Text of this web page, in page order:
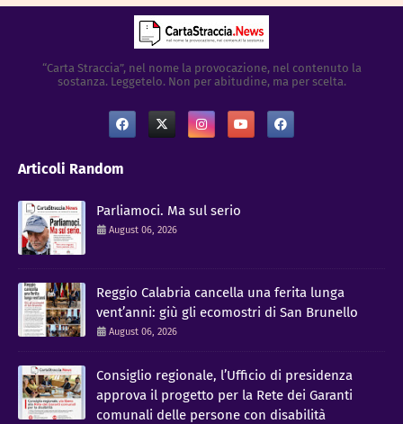
“Carta Straccia”, nel nome la provocazione, nel contenuto la
sostanza. Leggetelo. Non per abitudine, ma per scelta.
Articoli Random
Parliamoci. Ma sul serio
August 06, 2026
Reggio Calabria cancella una ferita lunga
vent’anni: giù gli ecomostri di San Brunello
August 06, 2026
Consiglio regionale, l’Ufficio di presidenza
approva il progetto per la Rete dei Garanti
comunali delle persone con disabilità